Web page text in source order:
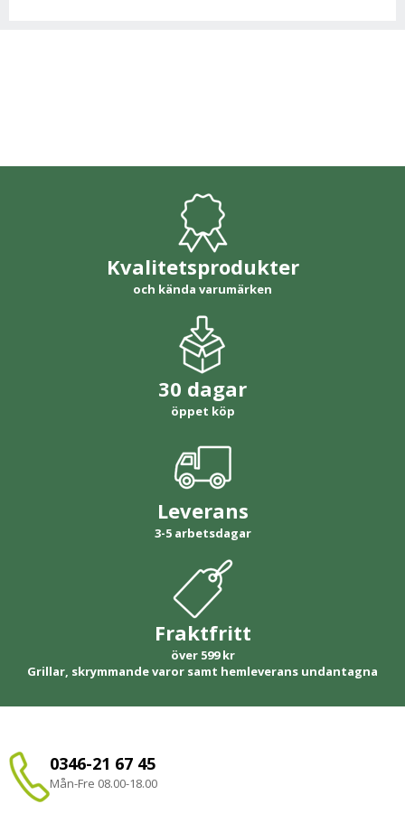
Kvalitetsprodukter
och kända varumärken
30 dagar
öppet köp
Leverans
3-5 arbetsdagar
Fraktfritt
över 599 kr
Grillar, skrymmande varor samt hemleverans undantagna
0346-21 67 45
Mån-Fre 08.00-18.00